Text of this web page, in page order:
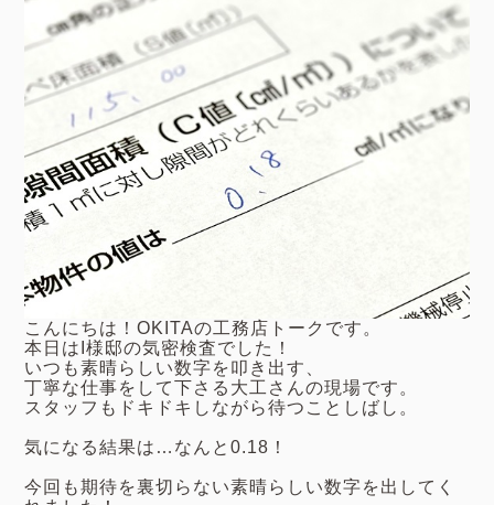
こんにちは！OKITAの工務店トークです。
本日はI様邸の気密検査でした！
いつも素晴らしい数字を叩き出す、
丁寧な仕事をして下さる大工さんの現場です。
スタッフもドキドキしながら待つことしばし。
気になる結果は…なんと0.18！
今回も期待を裏切らない素晴らしい数字を出してく